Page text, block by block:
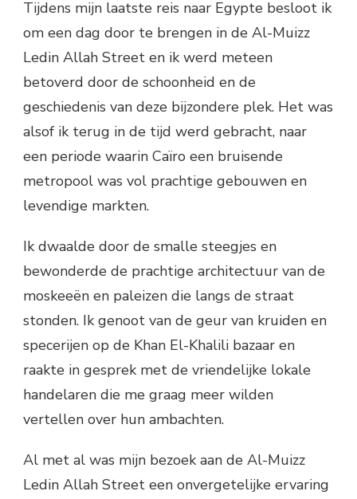
Tijdens mijn laatste reis naar Egypte besloot ik
om een dag door te brengen in de Al-Muizz
Ledin Allah Street en ik werd meteen
betoverd door de schoonheid en de
geschiedenis van deze bijzondere plek. Het was
alsof ik terug in de tijd werd gebracht, naar
een periode waarin Caïro een bruisende
metropool was vol prachtige gebouwen en
levendige markten.
Ik dwaalde door de smalle steegjes en
bewonderde de prachtige architectuur van de
moskeeën en paleizen die langs de straat
stonden. Ik genoot van de geur van kruiden en
specerijen op de Khan El-Khalili bazaar en
raakte in gesprek met de vriendelijke lokale
handelaren die me graag meer wilden
vertellen over hun ambachten.
Al met al was mijn bezoek aan de Al-Muizz
Ledin Allah Street een onvergetelijke ervaring